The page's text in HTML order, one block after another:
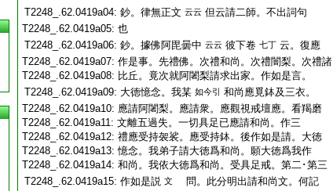
T2248_.62.0419a04: 鈔。律無正文 云云 但云請二師。不出詞句
T2248_.62.0419a05: 也
T2248_.62.0419a06: 鈔。據佛阿毘曇中 云云 彼下卷 七丁 云。復應
T2248_.62.0419a07: 作是事。先禮佛。次禮和尚。次禮闇梨。次禮諸
T2248_.62.0419a08: 比丘。竟次就阿闍梨請求出家。作如是言。
T2248_.62.0419a09: 大徳憶念。我某 如今引 和尚應覓鉢及三衣。
T2248_.62.0419a10: 應請阿闍梨。應請衆。應觀視戒壇應。看羯磨
T2248_.62.0419a11: 文離五過失。一切具足已應請和尚。作三
T2248_.62.0419a12: 禮應受持袈裟。應受持鉢。後作如是請。大徳
T2248_.62.0419a13:憶念。我弟子請大徳爲和尚。願大徳爲我作
T2248_.62.0419a14: 和尚。我依大徳爲和尚。受具足戒。第二･第三
T2248_.62.0419a15: 作如是説 文
問。此分明出請和尚文。何記